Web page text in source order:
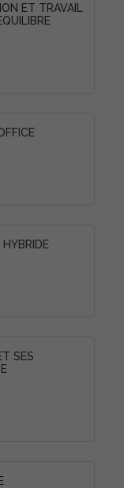
ET TRAVAIL
SES